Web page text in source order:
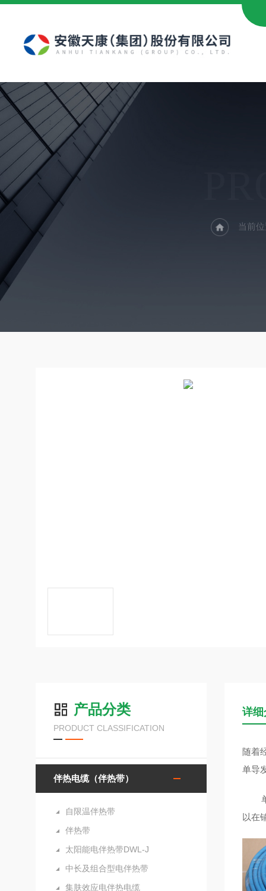
当前位
产品分类
PRODUCT CLASSIFICATION
伴热电缆（伴热带）
自限温伴热带
伴热带
太阳能电伴热带DWL-J
中长及组合型电伴热带
集肤效应电伴热电缆
详细
随着
单导
单
以在